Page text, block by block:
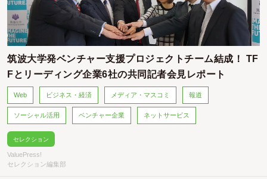
筑波大学発ベンチャー支援プロジェクトチーム結成！ TF
Fとリーディング企業6社の共同記者会見レポート
Web ビジネス・経済 メディア・マスコミ 報道
ソーシャル活用 ベンチャー企業 ネットサービス
セレクション
ValuePress!
セレクション編集部